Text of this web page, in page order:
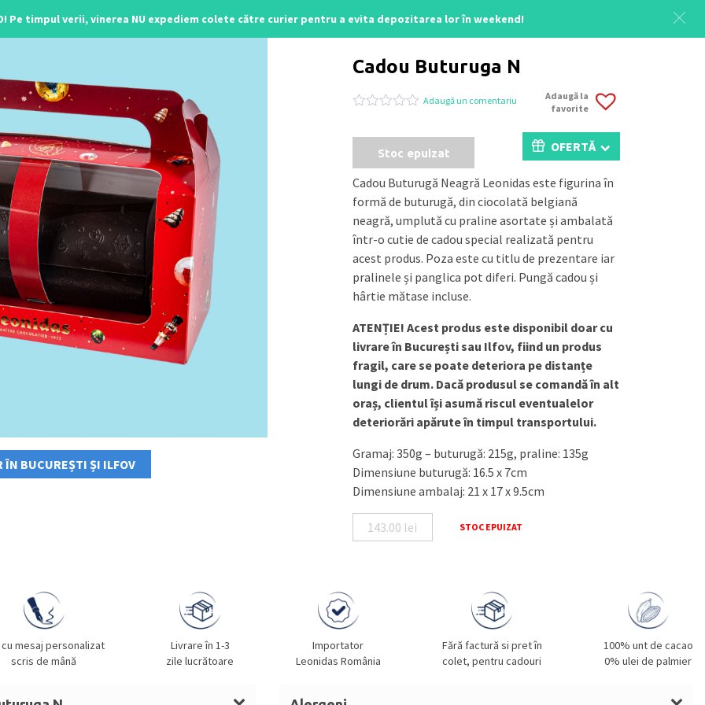
Pe timpul verii, vinerea NU expediem colete către curier pentru a evita depozitarea lor în weekend!
ÎN BUCUREȘTI ȘI ILFOV
Cadou Buturuga N
5
pe
a
evaluări
la
clienți
Adaugă un comentariu
Adaugă la
favorite
Stoc epuizat OFERTĂ
Cadou Buturugă Neagră Leonidas este figurina în
formă de buturugă, din ciocolată belgiană
neagră, umplută cu praline asortate și ambalată
într-o cutie de cadou special realizată pentru
acest produs. Poza este cu titlu de prezentare iar
pralinele și panglica pot diferi. Pungă cadou și
hârtie mătase incluse.
ATENȚIE! Acest produs este disponibil doar cu
livrare în București sau Ilfov, fiind un produs
fragil, care se poate deteriora pe distanțe
lungi de drum. Dacă produsul se comandă în alt
oraș, clientul își asumă riscul eventualelor
deteriorări apărute în timpul transportului.
Gramaj: 350g – buturugă: 215g, praline: 135g
Dimensiune buturugă: 16.5 x 7cm
Dimensiune ambalaj: 21 x 17 x 9.5cm
143.00 lei STOC EPUIZAT
cu mesaj personalizat
scris de mână
Livrare în 1-3
zile lucrătoare
Importator
Leonidas România
Fără factură si pret în
colet, pentru cadouri
100% unt de cacao
0% ulei de palmier